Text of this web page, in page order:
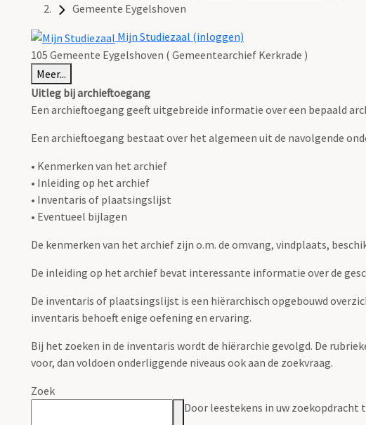
Gemeente Eygelshoven
Mijn Studiezaal (inloggen)
105 Gemeente Eygelshoven ( Gemeentearchief Kerkrade )
Meer...
Uitleg bij archieftoegang
Een archieftoegang geeft uitgebreide informatie over een bepaald
Een archieftoegang bestaat over het algemeen uit de navolgende
• Kenmerken van het archief
• Inleiding op het archief
• Inventaris of plaatsingslijst
• Eventueel bijlagen
De kenmerken van het archief zijn o.m. de omvang, vindplaats,
De inleiding op het archief bevat interessante informatie over de
De inventaris of plaatsingslijst is een hiërarchisch opgebouwd
inventaris behoeft enige oefening en ervaring.
Bij het zoeken in de inventaris wordt de hiërarchie gevolgd. De
voor, dan voldoen onderliggende niveaus ook aan de zoekvraag.
Zoek
Door leestekens in uw zoekopdracht